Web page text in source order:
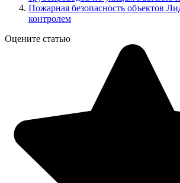
Пожарная безопасность объектов
контролем
Оцените статью